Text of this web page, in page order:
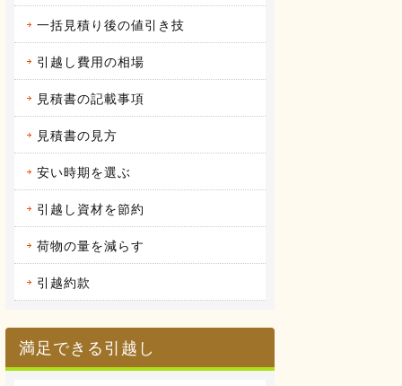
アーク引越しセンターの体験談
昨年の９月に引越しをしまし
2016.04.14
ヤマトホームコンビニエンスの体
当時住んでいた部屋が手狭にな
ってきたので、少し多き...
続きを見る
一括見積り後の値引き技
引越し費用の相場
見積書の記載事項
見積書の見方
安い時期を選ぶ
引越し資材を節約
荷物の量を減らす
引越約款
満足できる引越し